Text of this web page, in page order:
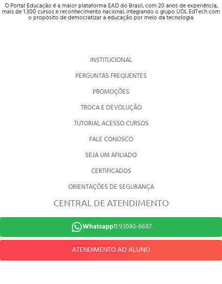
O Portal Educação é a maior plataforma EAD do Brasil, com 20 anos de experiência,
mais de 1.300 cursos e reconhecimento nacional, integrando o grupo UOL EdTech com
o propósito de democratizar a educação por meio da tecnologia.
INSTITUCIONAL
PERGUNTAS FREQUENTES
PROMOÇÕES
TROCA E DEVOLUÇÃO
TUTORIAL ACESSO CURSOS
FALE CONOSCO
SEJA UM AFILIADO
CERTIFICADOS
ORIENTAÇÕES DE SEGURANÇA
CENTRAL DE ATENDIMENTO
Whatsapp11 93040-6687
ATENDIMENTO AO ALUNO